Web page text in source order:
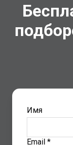
Имя
Email *